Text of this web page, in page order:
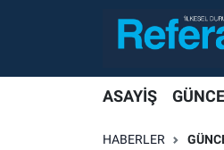
ASAYİŞ
HABERLER